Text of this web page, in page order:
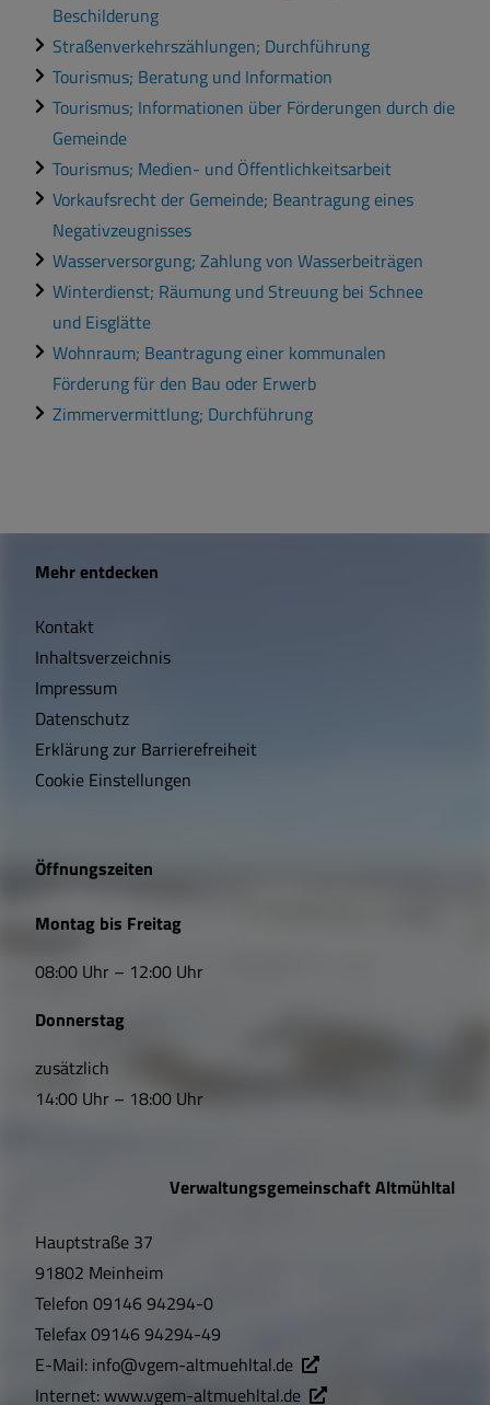
Beschilderung
Straßenverkehrszählungen; Durchführung
Tourismus; Beratung und Information
Tourismus; Informationen über Förderungen durch die
Gemeinde
Tourismus; Medien- und Öffentlichkeitsarbeit
Vorkaufsrecht der Gemeinde; Beantragung eines
Negativzeugnisses
Wasserversorgung; Zahlung von Wasserbeiträgen
Winterdienst; Räumung und Streuung bei Schnee
und Eisglätte
Wohnraum; Beantragung einer kommunalen
Förderung für den Bau oder Erwerb
Zimmervermittlung; Durchführung
W
c
h
t
i
e
L
n
k
s
f
n
u
n
Mehr entdecken
Kontakt
Inhaltsverzeichnis
Impressum
Datenschutz
Erklärung zur Barrierefreiheit
Cookie Einstellungen
Öffnungszeiten
Montag bis Freitag
08:00 Uhr – 12:00 Uhr
Donnerstag
zusätzlich
14:00 Uhr – 18:00 Uhr
Verwaltungsgemeinschaft Altmühltal
Hauptstraße 37
91802 Meinheim
Telefon 09146 94294-0
Telefax09146 94294-49
E-Mail: info@vgem-altmuehltal.de
Internet:www.vgem-altmuehltal.de